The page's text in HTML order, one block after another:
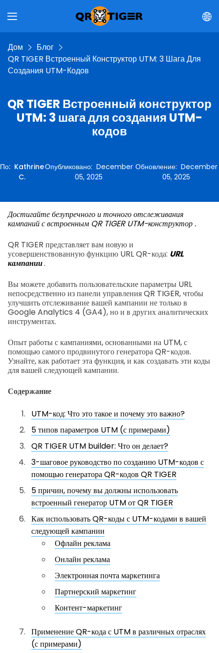
Дом
Блог
QR TIGER Встроенный Конструктор UTM: 3 Шага Для
Создания UTM-Кодов
QR TIGER Встроенный конструктор
UTM: 3 шага для создания UTM-
кодов
По: Kathrine
C.
Опубликовано: December
05, 2025
Обновление: December
05, 2025
Достигайте безупречного и точного отслеживания
кампаний с встроенным QR TIGER UTM-конструктор .
QR TIGER представляет вам новую и
усовершенствованную функцию URL QR-кода: URL
кампании.
Вы можете добавить пользовательские параметры URL
непосредственно из панели управления QR TIGER, чтобы
улучшить отслеживание вашей кампании не только в
Google Analytics 4 (GA4), но и в других аналитических
инструментах.
Опыт работы с кампаниями, основанными на UTM, с
помощью самого продвинутого генератора QR-кодов.
Узнайте, как работает эта функция, и как создавать эти коды
для вашей следующей кампании.
Содержание
UTM-код: Что это такое и почему это важно?
5 типов параметров UTM (с примерами)
QR TIGER UTM builder: Что он делает?
3-шаговое руководство по созданию UTM-кодов с
помощью генератора QR-кодов QR TIGER
5 причин, почему вы должны использовать
встроенный генератор UTM от QR TIGER
Как использовать QR-коды с UTM-кодами в вашей
следующей кампании
Офлайн реклама
Онлайн реклама
Электронная почта маркетинга
Партнерский маркетинг
Контент-маркетинг
Применение QR-кода с UTM в различных отраслях
(с примерами)